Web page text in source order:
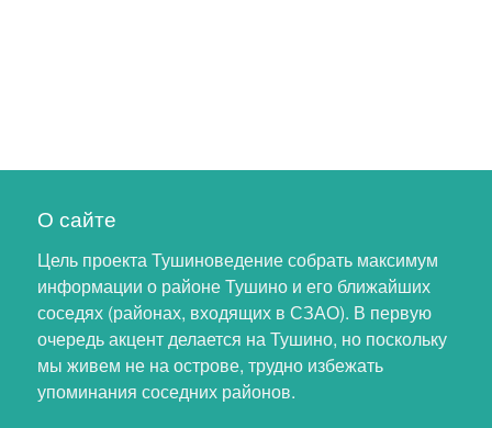
О сайте
Цель проекта Тушиноведение собрать максимум
информации о районе Тушино и его ближайших
соседях (районах, входящих в СЗАО). В первую
очередь акцент делается на Тушино, но поскольку
мы живем не на острове, трудно избежать
упоминания соседних районов.